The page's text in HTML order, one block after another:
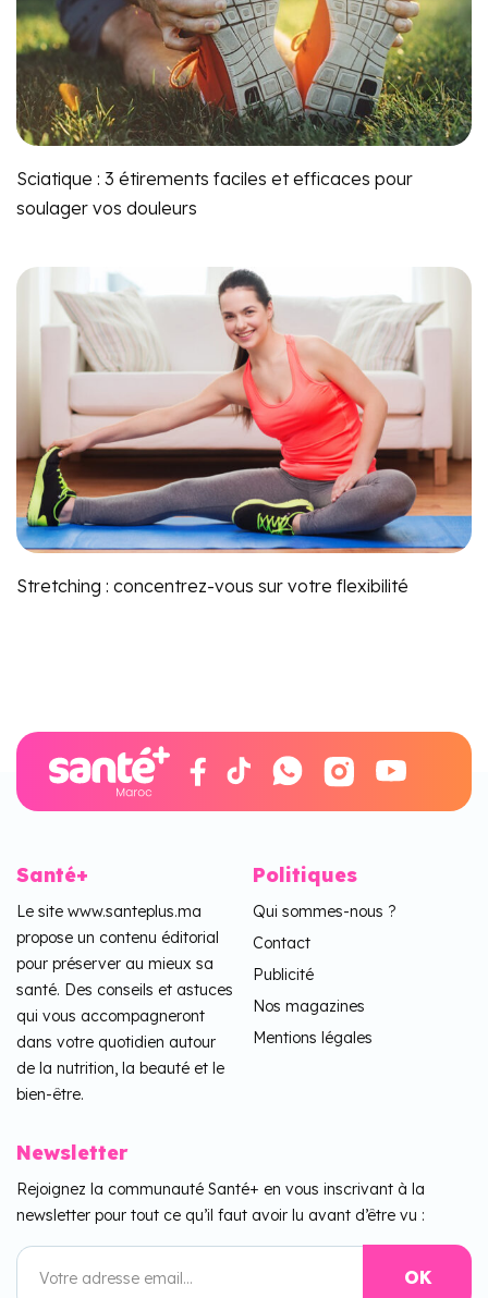
Sciatique : 3 étirements faciles et efficaces pour
soulager vos douleurs
Stretching : concentrez-vous sur votre flexibilité
Santé+
Le site www.santeplus.ma
propose un contenu éditorial
pour préserver au mieux sa
santé. Des conseils et astuces
qui vous accompagneront
dans votre quotidien autour
de la nutrition, la beauté et le
bien-être.
Politiques
Qui sommes-nous ?
Contact
Publicité
Nos magazines
Mentions légales
Newsletter
Rejoignez la communauté Santé+ en vous inscrivant à la
newsletter pour tout ce qu’il faut avoir lu avant d’être vu :